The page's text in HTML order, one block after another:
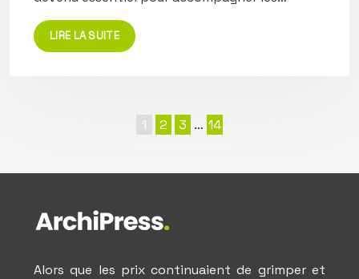
LIRE LA SUITE
1 2 3 … 14
Alors que les prix continuaient de grimper et